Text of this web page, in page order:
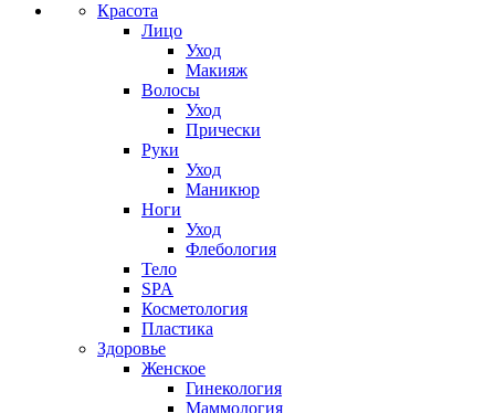
Красота
Лицо
Уход
Макияж
Волосы
Уход
Прически
Руки
Уход
Маникюр
Ноги
Уход
Флебология
Тело
SPA
Косметология
Пластика
Здоровье
Женское
Гинекология
Маммология